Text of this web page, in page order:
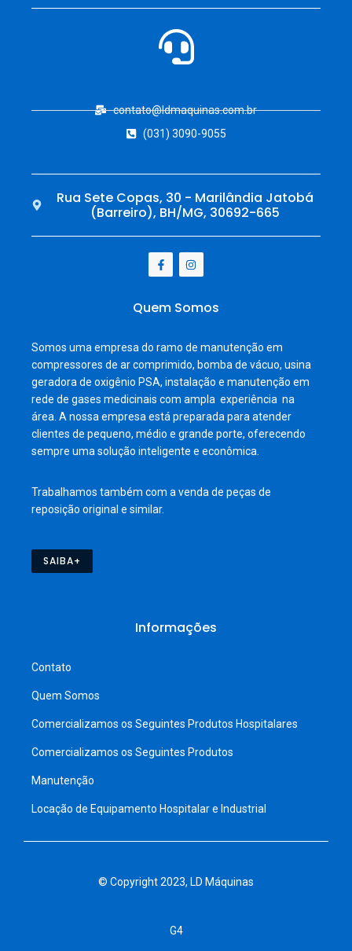
contato@ldmaquinas.com.br
(031) 3090-9055
Rua Sete Copas, 30 - Marilândia Jatobá
(Barreiro), BH/MG, 30692-665
Quem Somos
Somos uma empresa do ramo de manutenção em
compressores de ar comprimido, bomba de vácuo, usina
geradora de oxigênio PSA, instalação e manutenção em
rede de gases medicinais com ampla experiência na
área. A nossa empresa está preparada para atender
clientes de pequeno, médio e grande porte, oferecendo
sempre uma solução inteligente e econômica.
Trabalhamos também com a venda de peças de
reposição original e similar.
SAIBA+
Informações
Contato
Quem Somos
Comercializamos os Seguintes Produtos Hospitalares
Comercializamos os Seguintes Produtos
Manutenção
Locação de Equipamento Hospitalar e Industrial
© Copyright 2023, LD Máquinas
G4